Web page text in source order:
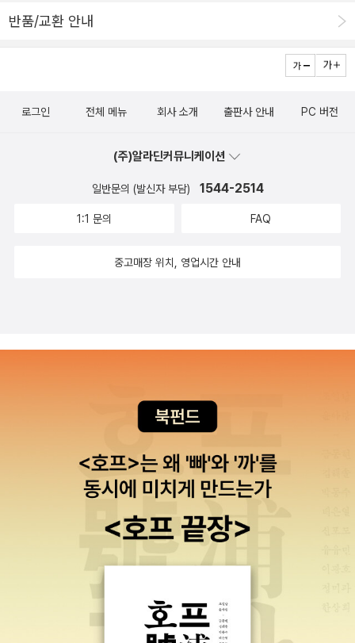
친구 민호가 있어 학교에 가는 것이 무척 즐겁다. 그러던 어느 날 사소
되고, 성근이의 일상도 나락 속으로 떨어진다. -알라딘 책소개 박경
대의 우리 민족의 삶을 섬세하게 그려낸 한국 현대 문학 100년의 역
만여 장에 이르는 방대한 원고, 26년에 걸친 집필기간과 여러 번 바
뀐 저작권 등의 문제로 계속되는 재출간에 의해 본래 작가의 의도와
마로니에북스는 토지 편찬위원회가 2002년부터 2012년 현재까지
작가의 의도와 가장 가까운 토지를 출간하기 위해 연재본을 저본으로
는가를 알려고도 하지 않는다. 다만 이 세상에 있는 유일한 빛을 향하
여 손을 내민다. 사람은 행복을 어디에서 찾는가? 남의 행복을 빼앗
벗에게 주는 것도 사랑이지만 그보다 큰 사랑은 스스로의 희생을 감
수하는 것이다. 그러한 사랑 속에서 우리는 행복을 찾고 사랑의 보수
를 받는다. 사람들 사이에 그러한 사랑이 존재하는 조건으로만 이 세
상은 존재할 가치가 있다.-알라딘 책소개 <박시백의 조선왕조실록
>에 등장해 우리를 사로잡는 인물 700여 명을 한자리에 모아 그들에
역할과 인물평까지 소개함으로써 이제껏 보지 못한 방식의 '조선시대
아카이브'를 제공한다. 다른 역사서에서는 볼 수 없는 <박시백의 조
반품/교환 안내
로그인 전체 메뉴 회사 소개 출판사 안내 PC 버전
(주)알라딘커뮤니케이션
일반문의 (발신자 부담) 1544-2514
1:1 문의 FAQ
중고매장 위치, 영업시간 안내